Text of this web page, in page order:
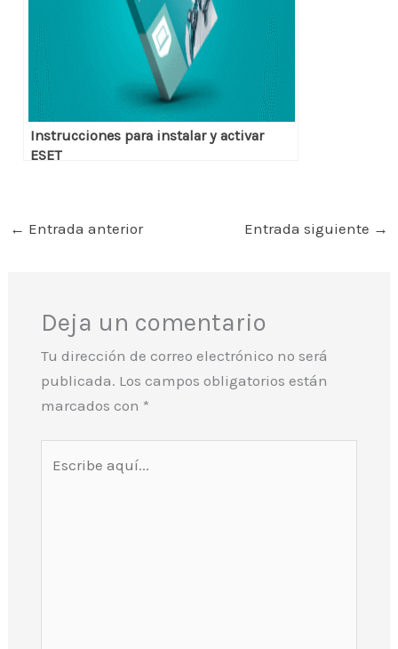
Instrucciones para instalar y activar
ESET
← Entrada anterior Entrada siguiente →
Deja un comentario
Tu dirección de correo electrónico no será
publicada. Los campos obligatorios están
marcados con *